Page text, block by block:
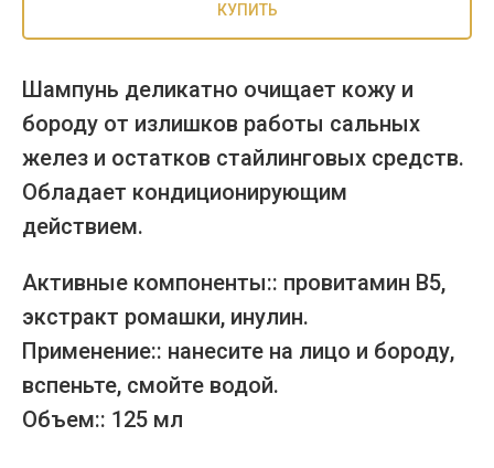
КУПИТЬ
Шампунь деликатно очищает кожу и
бороду от излишков работы сальных
желез и остатков стайлинговых средств.
Обладает кондиционирующим
действием.
Активные компоненты:: провитамин В5,
экстракт ромашки, инулин.
Применение:: нанесите на лицо и бороду,
вспеньте, смойте водой.
Объем:: 125 мл